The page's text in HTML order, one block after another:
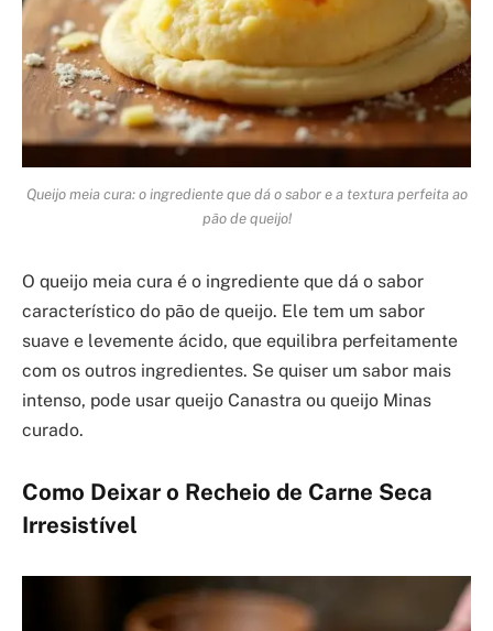
Queijo meia cura: o ingrediente que dá o sabor e a textura perfeita ao
pão de queijo!
O queijo meia cura é o ingrediente que dá o sabor
característico do pão de queijo. Ele tem um sabor
suave e levemente ácido, que equilibra perfeitamente
com os outros ingredientes. Se quiser um sabor mais
intenso, pode usar queijo Canastra ou queijo Minas
curado.
Como Deixar o Recheio de Carne Seca
Irresistível